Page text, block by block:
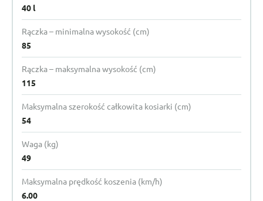
40 l
Rączka – minimalna wysokość (cm)
85
Rączka – maksymalna wysokość (cm)
115
Maksymalna szerokość całkowita kosiarki (cm)
54
Waga (kg)
49
Maksymalna prędkość koszenia (km/h)
6.00